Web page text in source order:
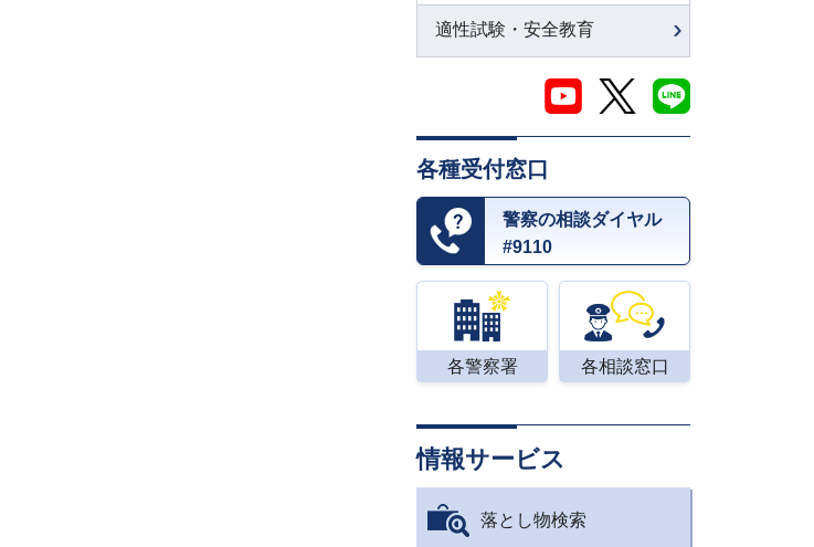
適性試験・安全教育
各種受付窓口
警察の相談ダイヤル
#9110
各警察署 各相談窓口
情報サービス
落とし物検索